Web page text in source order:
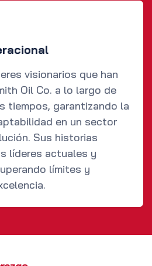
visionarios que han
Oil Co. a lo largo de
tiempos, garantizando la
en un sector
Sus historias
líderes actuales y
límites y